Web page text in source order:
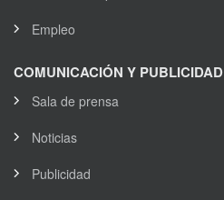
Empleo
COMUNICACIÓN Y PUBLICIDAD
Sala de prensa
Noticias
Publicidad